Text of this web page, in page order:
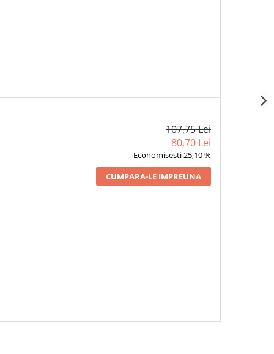
107,75 Lei
80,70 Lei
Economisesti 25,10 %
CUMPARA-LE IMPREUNA